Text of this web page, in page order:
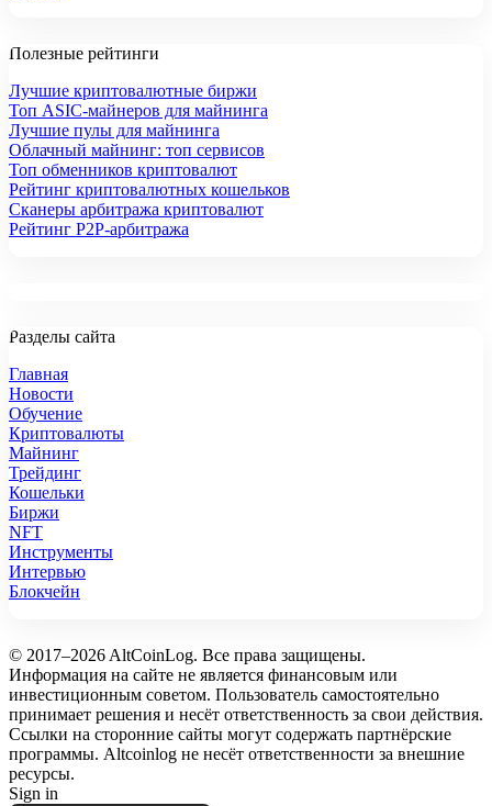
Полезные рейтинги
Лучшие криптовалютные биржи
Топ ASIC-майнеров для майнинга
Лучшие пулы для майнинга
Облачный майнинг: топ сервисов
Топ обменников криптовалют
Рейтинг криптовалютных кошельков
Сканеры арбитража криптовалют
Рейтинг P2P-арбитража
Разделы сайта
Главная
Новости
Обучение
Криптовалюты
Майнинг
Трейдинг
Кошельки
Биржи
NFT
Инструменты
Интервью
Блокчейн
© 2017–2026 AltCoinLog. Все права защищены.
Информация на сайте не является финансовым или
инвестиционным советом. Пользователь самостоятельно
принимает решения и несёт ответственность за свои действия.
Ссылки на сторонние сайты могут содержать партнёрские
программы. Altcoinlog не несёт ответственности за внешние
ресурсы.
Sign in